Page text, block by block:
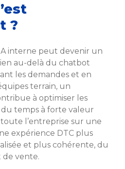
?
interne peut devenir un
au-delà du chatbot
les demandes et en
terrain, un
à optimiser les
du temps à forte valeur
l’entreprise sur une
expérience DTC plus
et plus cohérente, du
de vente.